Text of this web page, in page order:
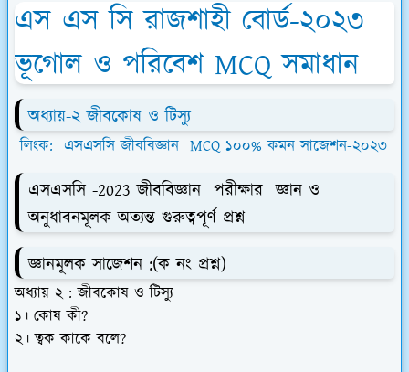
এস এস সি রাজশাহী বোর্ড-২০২৩
ভূগোল ও পরিবেশ MCQ সমাধান
অধ্যায়-২ জীবকোষ ও টিস্যু
লিংক: এসএসসি জীববিজ্ঞান MCQ ১০০% কমন সাজেশন-২০২৩
এসএসসি -2023 জীববিজ্ঞান পরীক্ষার জ্ঞান ও
অনুধাবনমূলক অত্যন্ত গুরুত্বপূর্ণ প্রশ্ন
জ্ঞানমূলক সাজেশন :(ক নং প্রশ্ন)
অধ্যায় ২ : জীবকোষ ও টিস্যু
১। কোষ কী?
২। ত্বক কাকে বলে?